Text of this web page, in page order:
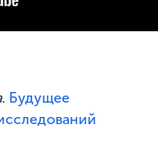
. Будущее